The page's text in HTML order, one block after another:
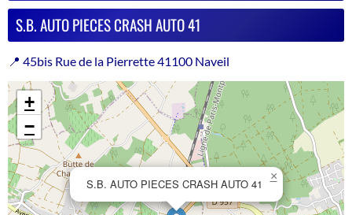
S.B. AUTO PIECES CRASH AUTO 41
📍 45bis Rue de la Pierrette 41100 Naveil
S.B. AUTO PIECES CRASH AUTO 41
×
+
−